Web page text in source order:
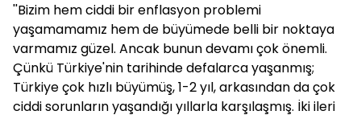
''Bizim hem ciddi bir enflasyon problemi
yaşamamamız hem de büyümede belli bir noktaya
varmamız güzel. Ancak bunun devamı çok önemli.
Çünkü Türkiye'nin tarihinde defalarca yaşanmış;
Türkiye çok hızlı büyümüş, 1-2 yıl, arkasından da çok
ciddi sorunların yaşandığı yıllarla karşılaşmış. İki ileri